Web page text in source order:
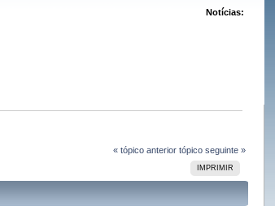
Notícias:
« tópico anterior tópico seguinte »
IMPRIMIR